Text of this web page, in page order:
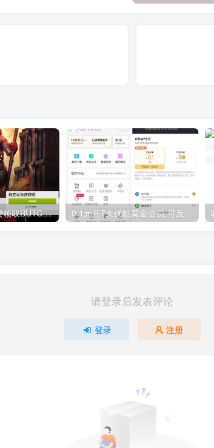
GOG平台限时免费领取BUTCHER（屠夫）
请登录后发表评论
登录 注册